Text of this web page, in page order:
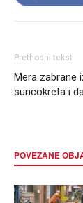
Prethodni tekst
Mera zabrane
suncokreta i
POVEZANE